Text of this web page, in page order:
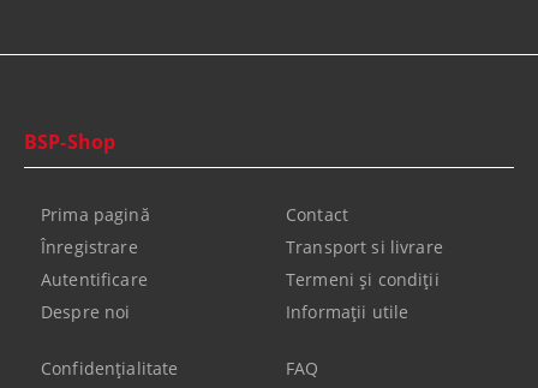
BSP-Shop
Prima pagină
Înregistrare
Autentificare
Despre noi
Contact
Transport si livrare
Termeni şi condiţii
Informaţii utile
Confidenţialitate
FAQ